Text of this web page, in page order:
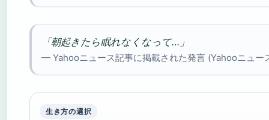
「朝起きたら眠れなくなって…」
— Yahooニュース記事に掲載された発言 (Yahooニュー
生き方の選択